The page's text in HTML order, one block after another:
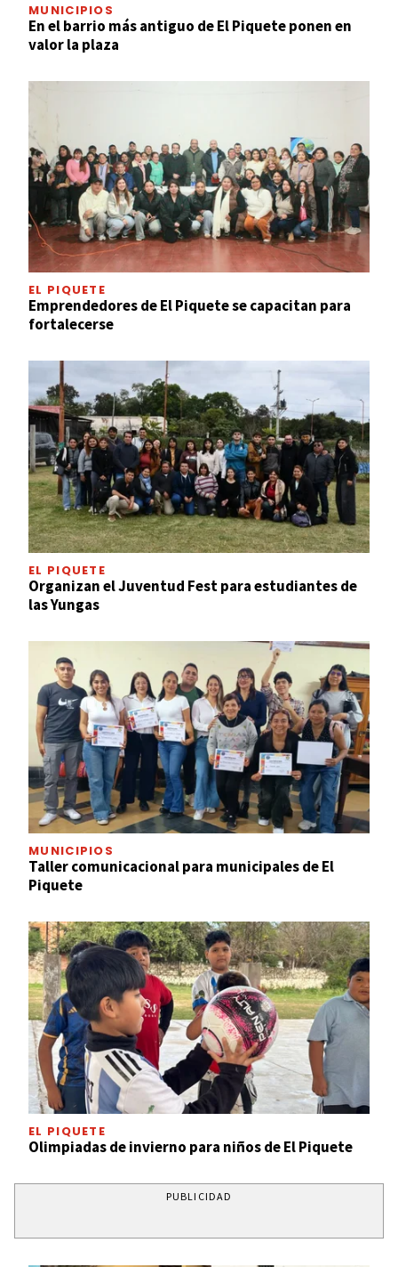
MUNICIPIOS
En el barrio más antiguo de El Piquete ponen en
valor la plaza
EL PIQUETE
Emprendedores de El Piquete se capacitan para
fortalecerse
EL PIQUETE
Organizan el Juventud Fest para estudiantes de
las Yungas
MUNICIPIOS
Taller comunicacional para municipales de El
Piquete
EL PIQUETE
Olimpiadas de invierno para niños de El Piquete
PUBLICIDAD